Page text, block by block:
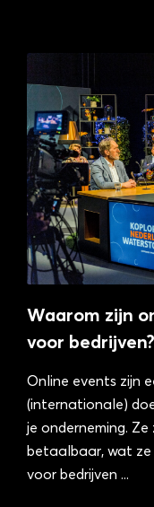
Waarom zijn
voor bedrijven?
Online events zijn
(internationale)
je onderneming.
betaalbaar, wat
voor bedrijven ...